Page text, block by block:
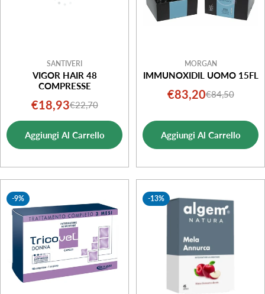
SANTIVERI
VIGOR HAIR 48
COMPRESSE
Prezzo
di
vendita
€18,93Prezzo
normale
€22,70
Aggiungi Al Carrello
MORGAN
IMMUNOXIDIL UOMO 15FL
Prezzo
vendita
€83,20Prezzo
€84,50
Aggiungi Al Carrello
-9% -13%